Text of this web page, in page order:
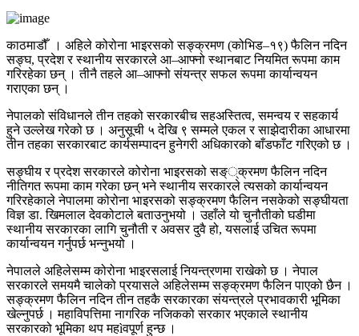
काठमाडौँ । अहिले कोरोना भाइरसको सङ्क्रमण (कोभिड–१९) फैलिन नदिन
सङ्घ, प्रदेश र स्थानीय सरकारले आ–आफ्नो स्थानबाट नियमित रूपमा काम
गरिरहेका छन् । तीनै तहले आ–आफ्नो संयन्त्र सफल रूपमा कार्यान्वयन
गराएका छन् ।
नेपालको संविधानले तीन तहको सरकारबीच सहअस्तित्व, समन्वय र सहकार्य
हुने उल्लेख गरेको छ । अनुसूची ५ देखि ९ सम्मले एकल र साझेदारीका आधारमा
तीन तहका सरकारबाट कार्यसम्पादन हुनेगरी अधिकारको बाँडफाँट गरिएको छ ।
सङ्घीय र प्रदेश सरकारले कोरोना भाइरसको सङ््क्रमण फैलिन नदिन
नीतिगत रूपमा काम गरेका छन् भने स्थानीय सरकारले त्यसको कार्यान्वयन
गरिरहेकाले नेपालमा कोरोना भाइरसको सङ्क्रमण फैलिन नसकेको सङ्घीयता
विज्ञ डा. खिमलाल देवकोटाले बताउनुभयो । उहाँले यो चुनौतीको घडीमा
स्थानीय सरकारका लागि चुनौती र अवसर दुवै हो, यसलाई उचित रूपमा
कार्यान्वयन गर्नुपर्छ भन्नुभयो ।
नेपालले अहिलेसम्म कोरोना भाइरसलाई नियन्त्रणमा राखेको छ । नेपाल
सरकारले समयमै चालेको प्रयासले अहिलेसम्म सङ्क्रमण फैलिन पाएको छैन ।
सङ्क्रमण फैलिन नदिन तीन तहकै सरकारका संयन्त्रले प्रभावकारी भूमिका
खेल्नुपर्छ । महाविपत्तिमा नागरिक नजिकको सरकार भएकाले स्थानीय
सरकारको भूमिका थप महìवपूर्ण हुन्छ ।